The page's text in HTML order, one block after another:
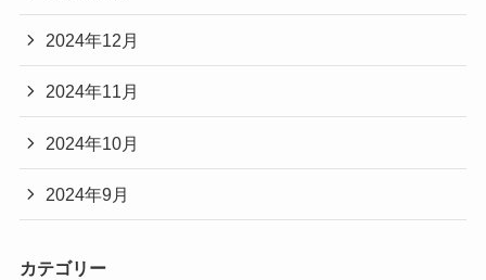
2024年12月
2024年11月
2024年10月
2024年9月
カテゴリー